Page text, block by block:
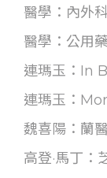
醫學：內外
醫學：公用
連瑪玉：In
連瑪玉：
魏喜陽：蘭
高登·馬丁：